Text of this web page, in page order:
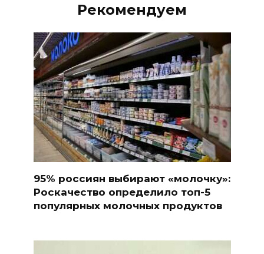
Рекомендуем
95% россиян выбирают «молочку»:
Роскачество определило топ-5
популярных молочных продуктов